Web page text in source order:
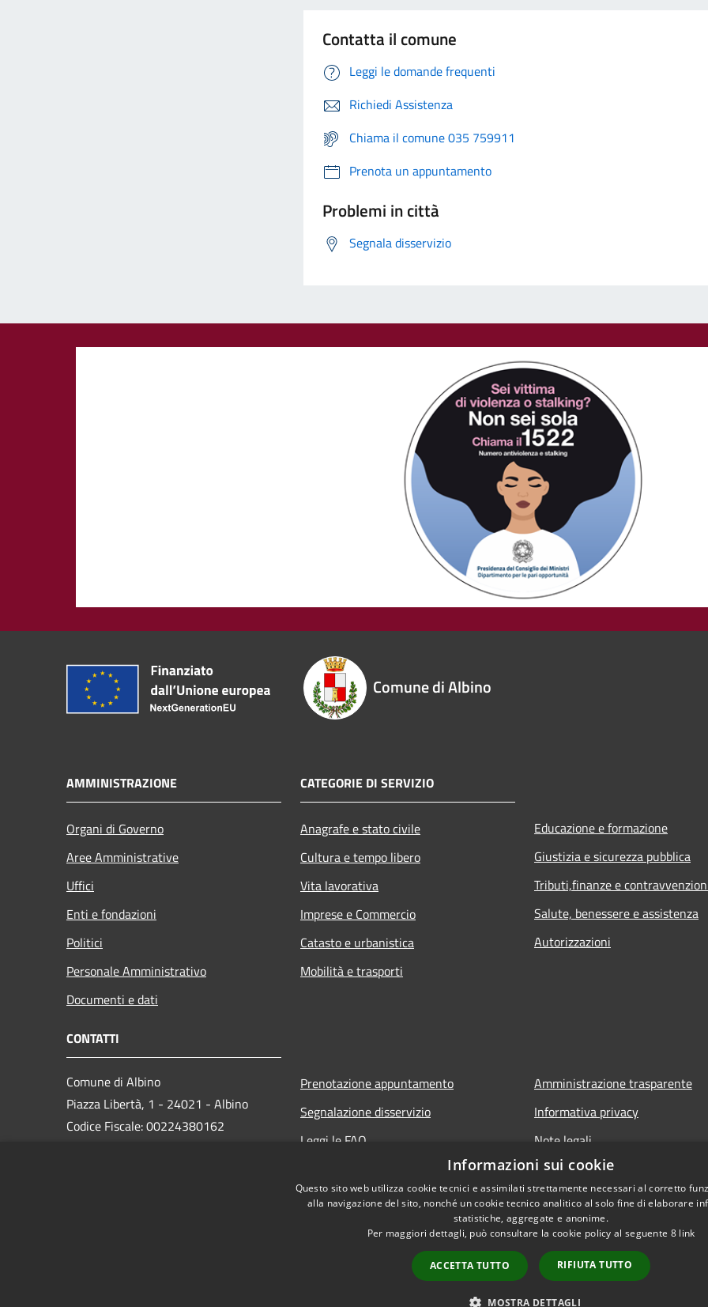
Contatta il comune
Leggi le domande frequenti
Richiedi Assistenza
Chiama il comune 035 759911
Prenota un appuntamento
Problemi in città
Segnala disservizio
Comune di Albino
AMMINISTRAZIONE
Organi di Governo
Aree Amministrative
Uffici
Enti e fondazioni
Politici
Personale Amministrativo
Documenti e dati
CATEGORIE DI SERVIZIO
Anagrafe e stato civile
Cultura e tempo libero
Vita lavorativa
Imprese e Commercio
Catasto e urbanistica
Mobilità e trasporti
Educazione e formazione
Giustizia e sicurezza pubblica
Tributi,finanze e
Salute, benessere e assistenza
Autorizzazioni
CONTATTI
Comune di Albino
Piazza Libertà, 1 - 24021 - Albino
Codice Fiscale: 00224380162
Prenotazione appuntamento
Segnalazione disservizio
Leggi le FAQ
Amministrazione trasparente
Informativa privacy
Note legali
Dichiarazione di accessibilità
Copyright © 2026 •
Informazioni sui cookie
Questo sito web utilizza cookie tecnici e assimilati strettamente necessari al corretto
alla navigazione del sito, nonché un cookie tecnico analitico al solo fine di elaborare
statistiche, aggregate e anonime.
Per maggiori dettagli, può consultare la cookie policy al seguente 8 link
ACCETTA TUTTO RIFIUTA TUTTO
MOSTRA DETTAGLI